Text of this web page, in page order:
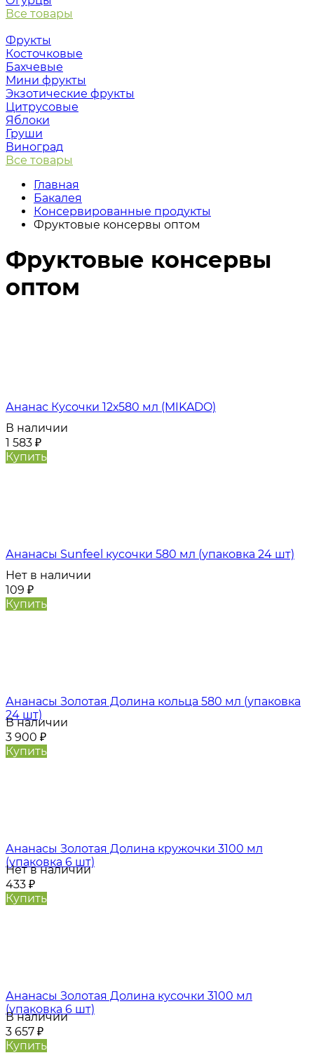
Все товары
Фрукты
Косточковые
Бахчевые
Мини фрукты
Экзотические фрукты
Цитрусовые
Яблоки
Груши
Виноград
Все товары
Главная
Бакалея
Консервированные продукты
Фруктовые консервы оптом
Фруктовые консервы
оптом
Ананас Кусочки 12х580 мл (MIKADO)
В наличии
1 583 ₽
Купить
Ананасы Sunfeel кусочки 580 мл (упаковка 24 шт)
Нет в наличии
109 ₽
Купить
Ананасы Золотая Долина кольца 580 мл (упаковка
24 шт)
В наличии
3 900 ₽
Купить
Ананасы Золотая Долина кружочки 3100 мл
(упаковка 6 шт)
Нет в наличии
433 ₽
Купить
Ананасы Золотая Долина кусочки 3100 мл
(упаковка 6 шт)
В наличии
3 657 ₽
Купить